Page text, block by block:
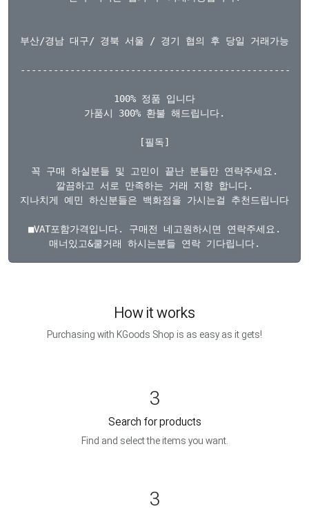
부산/경남 대구/ 경북 서울 / 경기 협의 후 당일 거래가능합
100% 정품 입니다
가품시 300% 환불 해드립니다.
[필독]
꼭 구매 하실분들 및 고민이 끝난 분들만 연락주세요.
깔끔하고 서로 만족하는 거래 지향 합니다.
지나치게 예민 하신분들은 백화점을 가시는걸 추천드립니다.
■VAT포함가격입니다. 구매전 네고원하시면 연락주세요.
How it works
Purchasing with KGoods Shop is as easy as it gets!
3
Search for products
Find and select the items you want.
3